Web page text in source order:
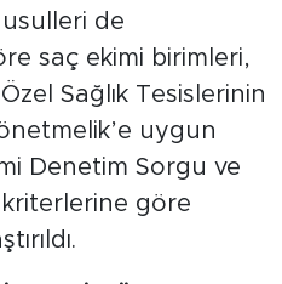
de
saç ekimi birimleri,
Sağlık Tesislerinin
uygun
Denetim Sorgu ve
kriterlerine göre